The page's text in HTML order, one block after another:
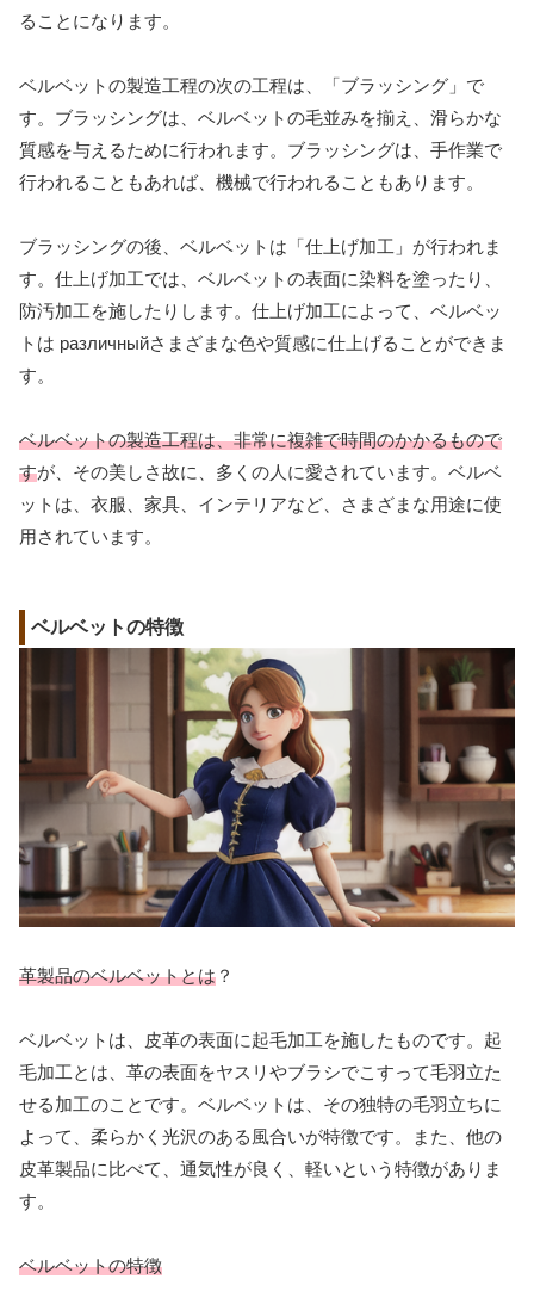
ることになります。
ベルベットの製造工程の次の工程は、「ブラッシング」で
す。ブラッシングは、ベルベットの毛並みを揃え、滑らかな
質感を与えるために行われます。ブラッシングは、手作業で
行われることもあれば、機械で行われることもあります。
ブラッシングの後、ベルベットは「仕上げ加工」が行われま
す。仕上げ加工では、ベルベットの表面に染料を塗ったり、
防汚加工を施したりします。仕上げ加工によって、ベルベッ
トは различныйさまざまな色や質感に仕上げることができま
す。
ベルベットの製造工程は、非常に複雑で時間のかかるもので
すが、その美しさ故に、多くの人に愛されています。ベルベ
ットは、衣服、家具、インテリアなど、さまざまな用途に使
用されています。
ベルベットの特徴
革製品のベルベットとは ？
ベルベットは、皮革の表面に起毛加工を施したものです。起
毛加工とは、革の表面をヤスリやブラシでこすって毛羽立た
せる加工のことです。ベルベットは、その独特の毛羽立ちに
よって、柔らかく光沢のある風合いが特徴です。また、他の
皮革製品に比べて、通気性が良く、軽いという特徴がありま
す。
ベルベットの特徴